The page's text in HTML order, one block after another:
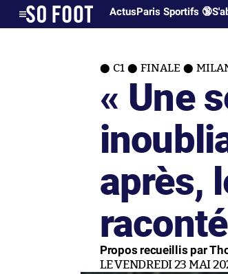
ActusParis Sportifs 🔞
C1 FINALE
« Une
après,
Propos recueillis par
LE VENDREDI 23 MAI